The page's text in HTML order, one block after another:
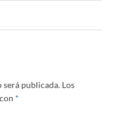
publicada. Los
*